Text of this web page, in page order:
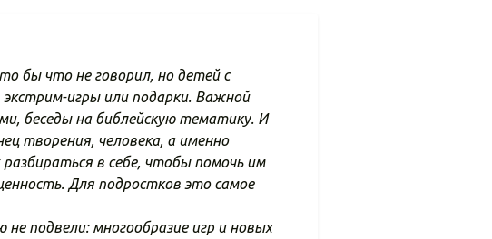
бы что не говорил, но детей с
игры или подарки. Важной
беседы на библейскую тематику. И
творения, человека, а именно
в себе, чтобы помочь им
Для подростков это самое
подвели: многообразие игр и новых